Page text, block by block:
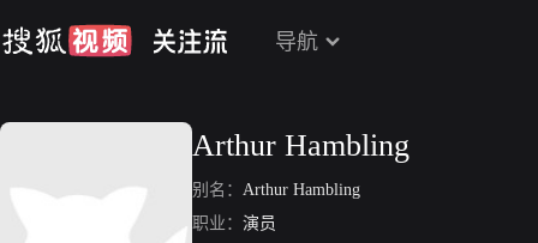
导航
Arthur Hambling
别名： Arthur Hambling
职业： 演员